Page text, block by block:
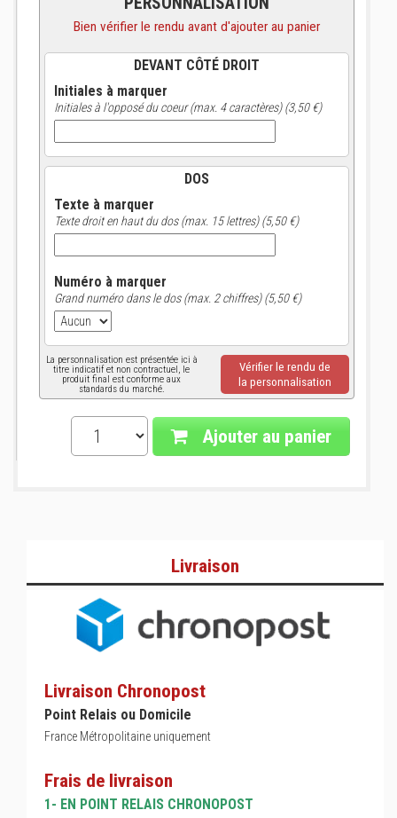
Bien vérifier le rendu avant d'ajouter au panier
DEVANT CÔTÉ DROIT
Initiales à marquer
Initiales à l'opposé du coeur (max. 4 caractères) (3,50 €)
DOS
Texte à marquer
Texte droit en haut du dos (max. 15 lettres) (5,50 €)
Numéro à marquer
Grand numéro dans le dos (max. 2 chiffres) (5,50 €)
La personnalisation est présentée ici à
titre indicatif et non contractuel, le
produit final est conforme aux
standards du marché.
Vérifier le rendu de
la personnalisation
Ajouter au panier
Livraison
Livraison Chronopost
Point Relais ou Domicile
France Métropolitaine uniquement
Frais de livraison
1- EN POINT RELAIS CHRONOPOST